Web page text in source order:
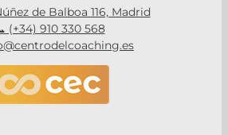
de Balboa 116, Madrid
(+34) 910 330 568